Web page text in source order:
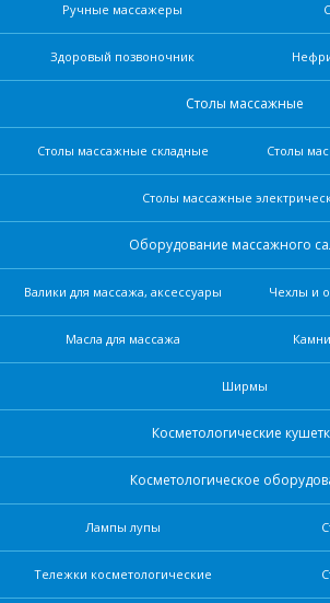
Ручные массажеры
Здоровый позвоночник
Столы массажные
Столы массажные складные Столы
Столы массажные
Оборудование массажного
Валики для массажа, аксессуары Чехлы и
Масла для массажа
Ширмы
Косметологические
Косметологическое
Лампы лупы
Тележки косметологические